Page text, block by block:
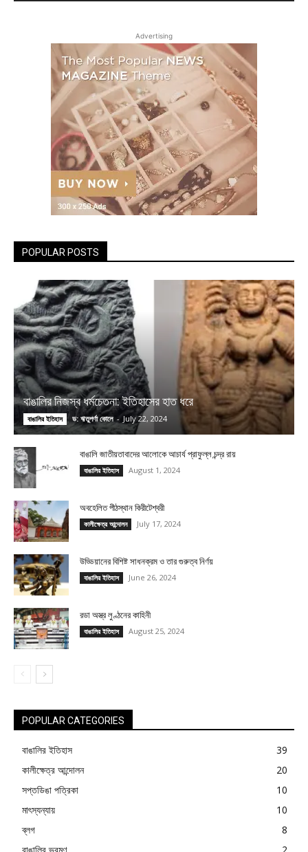
Advertising
POPULAR POSTS
বাঙালির নিজস্ব ধর্মচেতনা: ইতিহাসের হাত ধরে
বাঙালির ইতিহাস ড: ঋতুপর্ণা কোলে - July 22, 2024
বাঙালি জাতীয়তাবাদের আলোকে আচার্য প্রাফুল্ল চন্দ্র রায়
বাঙালির ইতিহাস August 1, 2024
অবহেলিত পীঠস্থান কিরীটেশ্বরী
কালীক্ষেত্র আন্দোলন July 17, 2024
উড্ডিয়ানের বিশিষ্ট সাধনক্রম ও তার গুরুত্ব নির্ণয়
বাঙালির ইতিহাস June 26, 2024
রডা অস্ত্র লুণ্ঠনের কাহিনী
বাঙালির ইতিহাস August 25, 2024
POPULAR CATEGORIES
বাঙালির ইতিহাস
39
কালীক্ষেত্র আন্দোলন
20
সপ্তডিঙা পত্রিকা
10
মাৎস্যন্যায়
10
ব্লগ
8